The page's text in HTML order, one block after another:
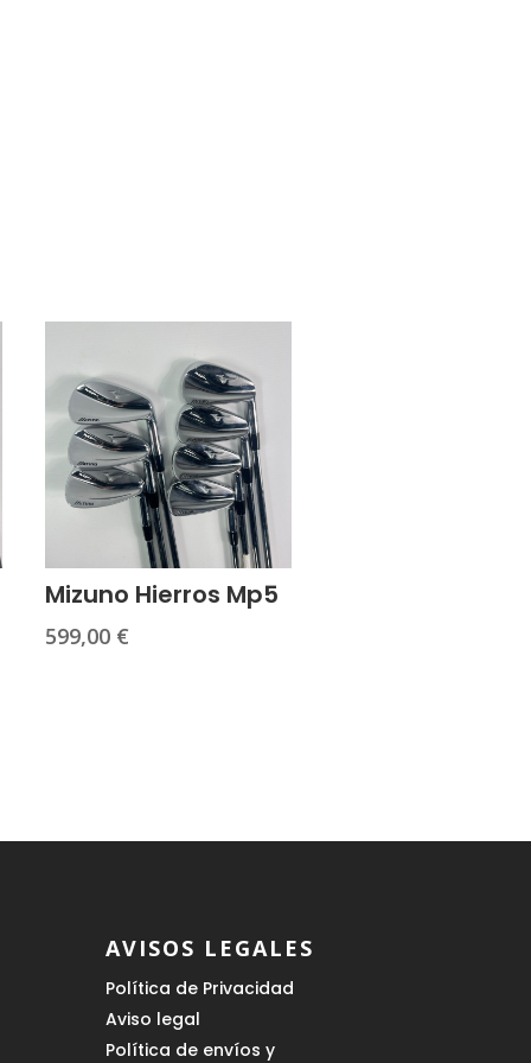
Mizuno Hierros Mp5
599,00 €
AVISOS LEGALES
Política de Privacidad
Aviso legal
Política de envíos y